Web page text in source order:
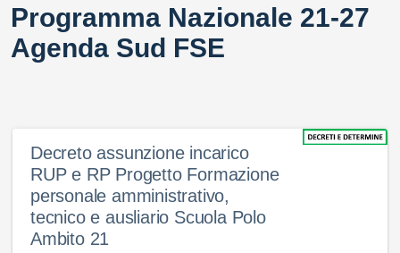
Programma Nazionale 21-27
Agenda Sud FSE
Decreto assunzione incarico
RUP e RP Progetto Formazione
personale amministrativo,
tecnico e ausliario Scuola Polo
Ambito 21